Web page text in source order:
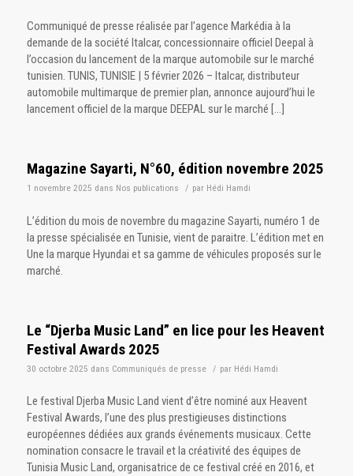
Communiqué de presse réalisée par l’agence Markédia à la
demande de la société Italcar, concessionnaire officiel Deepal à
l’occasion du lancement de la marque automobile sur le marché
tunisien. TUNIS, TUNISIE | 5 février 2026 – Italcar, distributeur
automobile multimarque de premier plan, annonce aujourd’hui le
lancement officiel de la marque DEEPAL sur le marché […]
Magazine Sayarti, N°60, édition novembre 2025
1 novembre 2025 dans Nos publications / par Hédi Hamdi
L’édition du mois de novembre du magazine Sayarti, numéro 1 de
la presse spécialisée en Tunisie, vient de paraitre. L’édition met en
Une la marque Hyundai et sa gamme de véhicules proposés sur le
marché.
Le “Djerba Music Land” en lice pour les Heavent
Festival Awards 2025
30 octobre 2025 dans Communiqués de presse / par Hédi Hamdi
Le festival Djerba Music Land vient d’être nominé aux Heavent
Festival Awards, l’une des plus prestigieuses distinctions
européennes dédiées aux grands événements musicaux. Cette
nomination consacre le travail et la créativité des équipes de
Tunisia Music Land, organisatrice de ce festival créé en 2016, et